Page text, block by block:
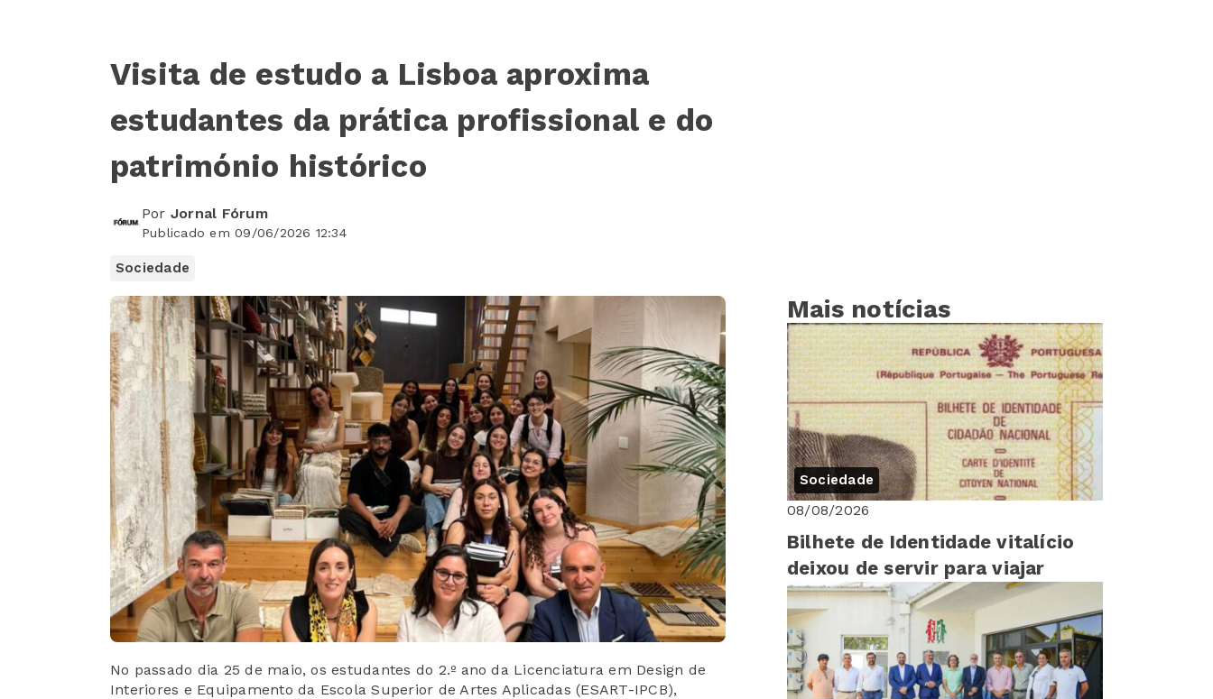
Visita de estudo a Lisboa aproxima
estudantes da prática profissional e do
património histórico
Por Jornal Fórum
Publicado em 09/06/2026 12:34
Sociedade
No passado dia 25 de maio, os estudantes do 2.º ano da Licenciatura em Design de
Interiores e Equipamento da Escola Superior de Artes Aplicadas (ESART-IPCB),
Mais notícias
Sociedade
08/08/2026
Bilhete de Identidade vitalício
deixou de servir para viajar